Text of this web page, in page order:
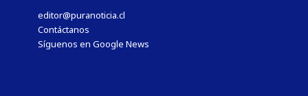
editor@puranoticia.cl
Contáctanos
Síguenos en Google News